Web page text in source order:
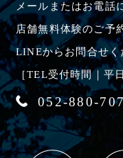
メールまたはお電話
店舗無料体験のご予
LINEからお問合せく
［TEL受付時間｜平
052-880-